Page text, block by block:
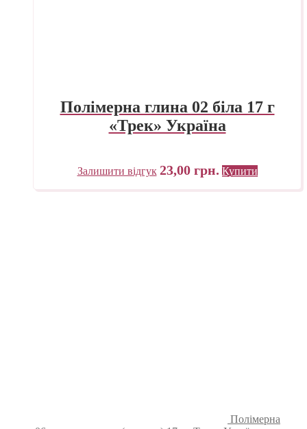
Полімерна глина 02 біла 17 г
«Трек» Україна
Залишити відгук 23,00 грн. Купити
Полімерна